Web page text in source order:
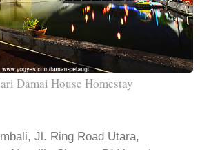
Damai House Homestay
Jl. Ring Road Utara,